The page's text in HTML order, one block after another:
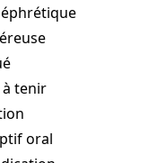
tenir
oral